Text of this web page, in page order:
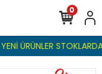
YENİ ÜRÜNLER
0